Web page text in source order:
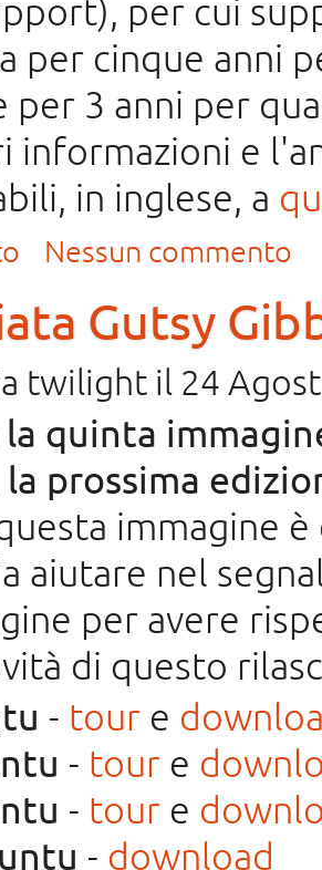
per cui
per cinque anni
per 3 anni per
informazioni e
in inglese, a
Nessun commento
Gutsy
twilight il 24
la quinta
la prossima
immagine
aiutare nel
per avere
di questo
- tour e
- tour e
- tour e
- download